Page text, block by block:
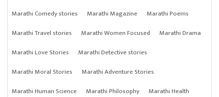
Marathi Comedy stories
Marathi Magazine
Marathi Poems
Marathi Travel stories
Marathi Women Focused
Marathi Drama
Marathi Love Stories
Marathi Detective stories
Marathi Moral Stories
Marathi Adventure Stories
Marathi Human Science
Marathi Philosophy
Marathi Health